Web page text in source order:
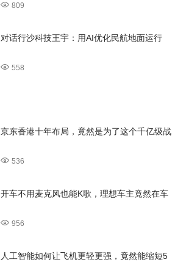
809
对话行沙科技王宇：用AI优化民航地面运行
558
京东香港十年布局，竟然是为了这个千亿级战
536
开车不用麦克风也能K歌，理想车主竟然在车
956
人工智能如何让飞机更轻更强，竟然能缩短5